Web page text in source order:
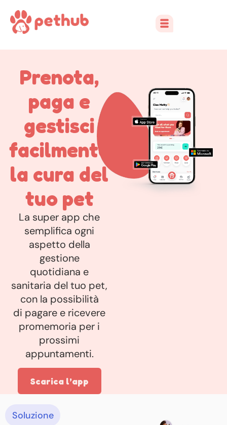
Prenota,
paga e
gestisci
facilmente
la cura del
tuo pet
La super app che
semplifica ogni
aspetto della
gestione
quotidiana e
sanitaria del tuo pet,
con la possibilità
di pagare e ricevere
promemoria per i
prossimi
appuntamenti.
Scarica l’app
Soluzione